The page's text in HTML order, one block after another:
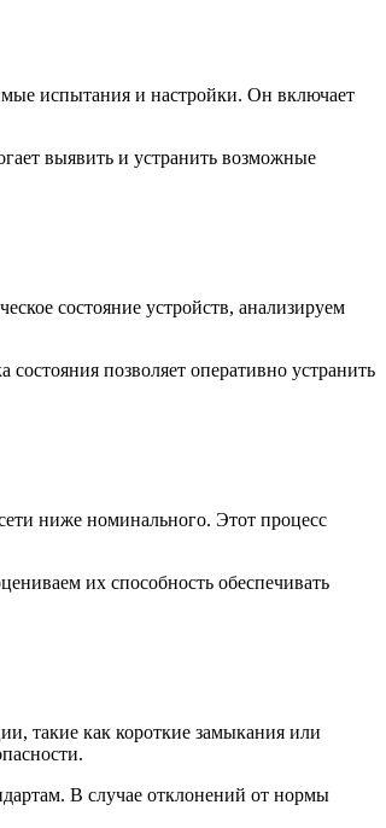
испытания и настройки. Он включает
выявить и устранить возможные
состояние устройств, анализируем
позволяет оперативно устранить
ниже номинального. Этот процесс
их способность обеспечивать
такие как короткие замыкания или
В случае отклонений от нормы